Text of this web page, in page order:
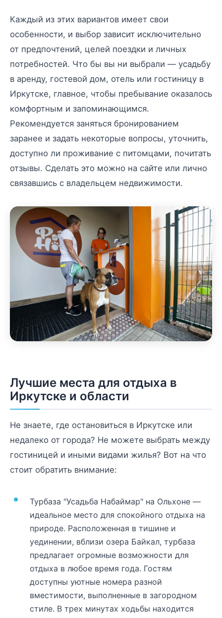
Каждый из этих вариантов имеет свои
особенности, и выбор зависит исключительно
от предпочтений, целей поездки и личных
потребностей. Что бы вы ни выбрали — усадьбу
в аренду, гостевой дом, отель или гостиницу в
Иркутске, главное, чтобы пребывание оказалось
комфортным и запоминающимся.
Рекомендуется заняться бронированием
заранее и задать некоторые вопросы, уточнить,
доступно ли проживание с питомцами, почитать
отзывы. Сделать это можно на сайте или лично
связавшись с владельцем недвижимости.
Лучшие места для отдыха в
Иркутске и области
Не знаете, где остановиться в Иркутске или
недалеко от города? Не можете выбрать между
гостиницей и иными видами жилья? Вот на что
стоит обратить внимание:
Турбаза "Усадьба Набаймар" на Ольхоне —
идеальное место для спокойного отдыха на
природе. Расположенная в тишине и
уединении, вблизи озера Байкал, турбаза
предлагает огромные возможности для
отдыха в любое время года. Гостям
доступны уютные номера разной
вместимости, выполненные в загородном
стиле. В трех минутах ходьбы находится